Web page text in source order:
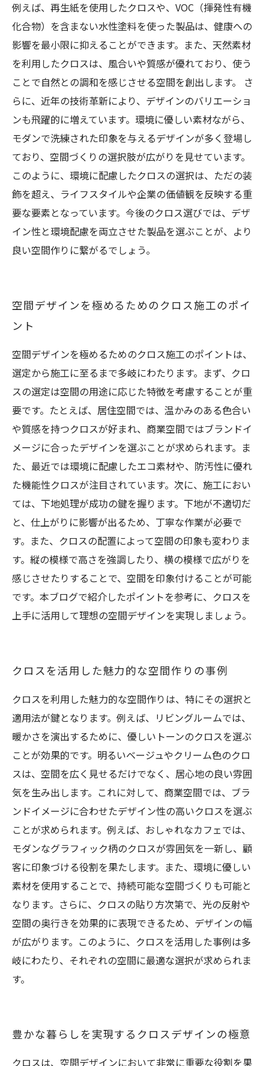
例えば、再生紙を使用したクロスや、VOC（揮発性有機
化合物）を含まない水性塗料を使った製品は、健康への
影響を最小限に抑えることができます。また、天然素材
を利用したクロスは、風合いや質感が優れており、使う
ことで自然との調和を感じさせる空間を創出します。 さ
らに、近年の技術革新により、デザインのバリエーショ
ンも飛躍的に増えています。環境に優しい素材ながら、
モダンで洗練された印象を与えるデザインが多く登場し
ており、空間づくりの選択肢が広がりを見せています。
このように、環境に配慮したクロスの選択は、ただの装
飾を超え、ライフスタイルや企業の価値観を反映する重
要な要素となっています。今後のクロス選びでは、デザ
イン性と環境配慮を両立させた製品を選ぶことが、より
良い空間作りに繋がるでしょう。
空間デザインを極めるためのクロス施工のポイ
ント
空間デザインを極めるためのクロス施工のポイントは、
選定から施工に至るまで多岐にわたります。まず、クロ
スの選定は空間の用途に応じた特徴を考慮することが重
要です。たとえば、居住空間では、温かみのある色合い
や質感を持つクロスが好まれ、商業空間ではブランドイ
メージに合ったデザインを選ぶことが求められます。ま
た、最近では環境に配慮したエコ素材や、防汚性に優れ
た機能性クロスが注目されています。次に、施工におい
ては、下地処理が成功の鍵を握ります。下地が不適切だ
と、仕上がりに影響が出るため、丁寧な作業が必要で
す。また、クロスの配置によって空間の印象も変わりま
す。縦の模様で高さを強調したり、横の模様で広がりを
感じさせたりすることで、空間を印象付けることが可能
です。本ブログで紹介したポイントを参考に、クロスを
上手に活用して理想の空間デザインを実現しましょう。
クロスを活用した魅力的な空間作りの事例
クロスを利用した魅力的な空間作りは、特にその選択と
適用法が鍵となります。例えば、リビングルームでは、
暖かさを演出するために、優しいトーンのクロスを選ぶ
ことが効果的です。明るいベージュやクリーム色のクロ
スは、空間を広く見せるだけでなく、居心地の良い雰囲
気を生み出します。これに対して、商業空間では、ブラ
ンドイメージに合わせたデザイン性の高いクロスを選ぶ
ことが求められます。例えば、おしゃれなカフェでは、
モダンなグラフィック柄のクロスが雰囲気を一新し、顧
客に印象づける役割を果たします。また、環境に優しい
素材を使用することで、持続可能な空間づくりも可能と
なります。さらに、クロスの貼り方次第で、光の反射や
空間の奥行きを効果的に表現できるため、デザインの幅
が広がります。このように、クロスを活用した事例は多
岐にわたり、それぞれの空間に最適な選択が求められま
す。
豊かな暮らしを実現するクロスデザインの極意
クロスは、空間デザインにおいて非常に重要な役割を果